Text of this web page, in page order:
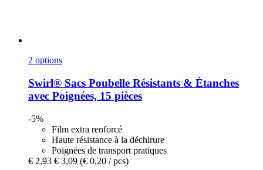
2 options
Swirl® Sacs Poubelle Résistants & Étanches
avec Poignées, 15 pièces
-5%
Film extra renforcé
Haute résistance à la déchirure
Poignées de transport pratiques
€ 2,93 € 3,09 (€ 0,20 / pcs)